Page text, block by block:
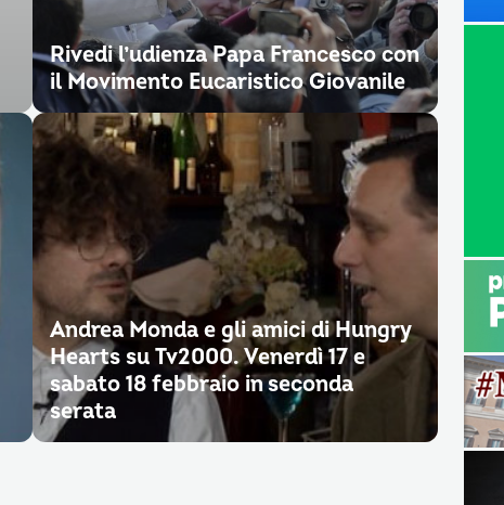
Rivedi l’udienza Papa Francesco con
il Movimento Eucaristico Giovanile
Andrea Monda e gli amici di Hungry
Hearts su Tv2000. Venerdì 17 e
sabato 18 febbraio in seconda
serata